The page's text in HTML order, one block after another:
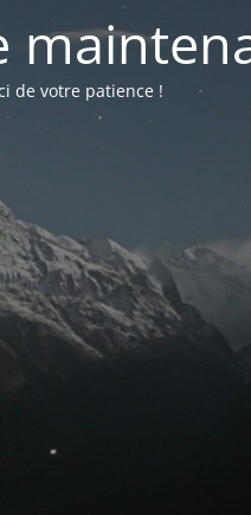
de votre patience !